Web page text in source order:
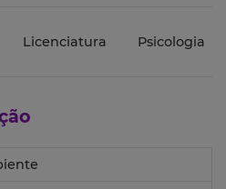
Licenciatura Psicologia